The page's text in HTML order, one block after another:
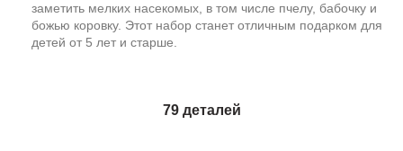
заметить мелких насекомых, в том числе пчелу, бабочку и
божью коровку. Этот набор станет отличным подарком для
детей от 5 лет и старше.
79 деталей